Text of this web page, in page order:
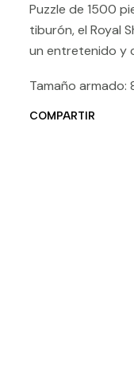
Puzzle de 1500
tiburón, el Royal
un entretenido y
Tamaño armado:
COMPARTIR